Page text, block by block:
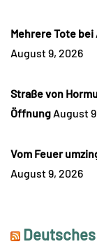
Mehrere Tote
August 9, 2026
Straße von
Öffnung August
Vom Feuer
August 9, 2026